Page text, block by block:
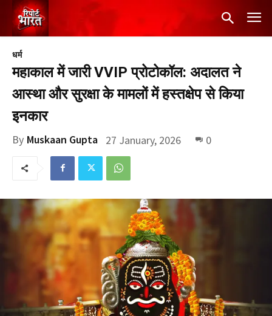
धर्म
महाकाल में जारी VVIP प्रोटोकॉल: अदालत ने
आस्था और सुरक्षा के मामलों में हस्तक्षेप से किया
इनकार
By Muskaan Gupta 27 January, 2026 0